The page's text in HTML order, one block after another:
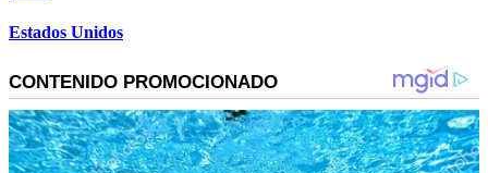
Estados Unidos